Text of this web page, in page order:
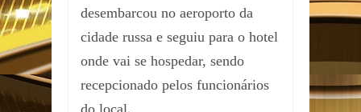
desembarcou no aeroporto da
cidade russa e seguiu para o hotel
onde vai se hospedar, sendo
recepcionado pelos funcionários
do local.